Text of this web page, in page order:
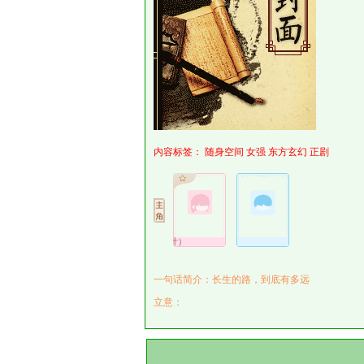
内容标签： 随身空间 女强 东方玄幻 正剧
玄月（陆叶）
一句话简介：长生的路，到底有多远
立意：